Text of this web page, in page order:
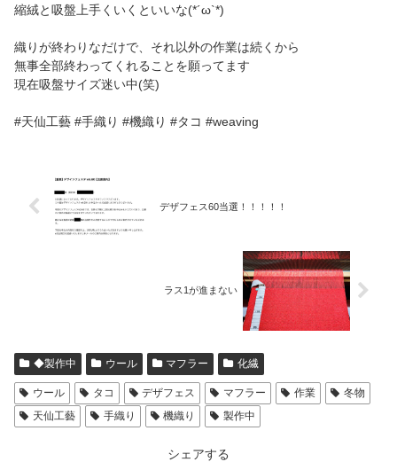
縮絨と吸盤上手くいくといいな(*´ω`*)
織りが終わりなだけで、それ以外の作業は続くから
無事全部終わってくれることを願ってます
現在吸盤サイズ迷い中(笑)
#天仙工藝 #手織り #機織り #タコ #weaving
デザフェス60当選！！！！！
ラス1が進まない
◆製作中 ウール マフラー 化繊
ウール タコ デザフェス マフラー 作業
冬物
天仙工藝
手織り 機織り 製作中
シェアする